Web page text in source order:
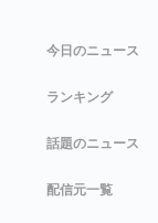
今日のニュース
ランキング
話題のニュース
配信元一覧